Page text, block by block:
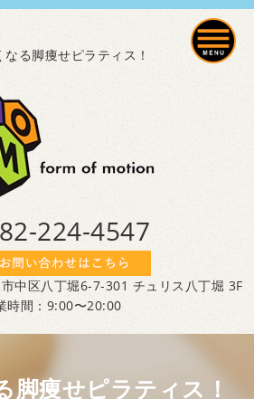
なる脚痩せピラティス！
224-4547
中区八丁堀6-7-301 チュリス八丁堀 3F
時間：9:00〜20:00
脚痩せピラティス！